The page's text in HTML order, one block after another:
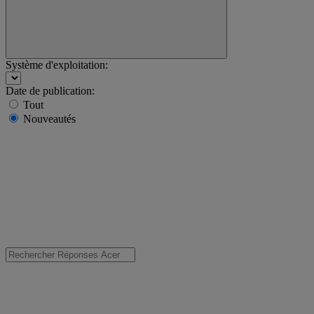
Système d'exploitation:
Date de publication:
Tout
Nouveautés